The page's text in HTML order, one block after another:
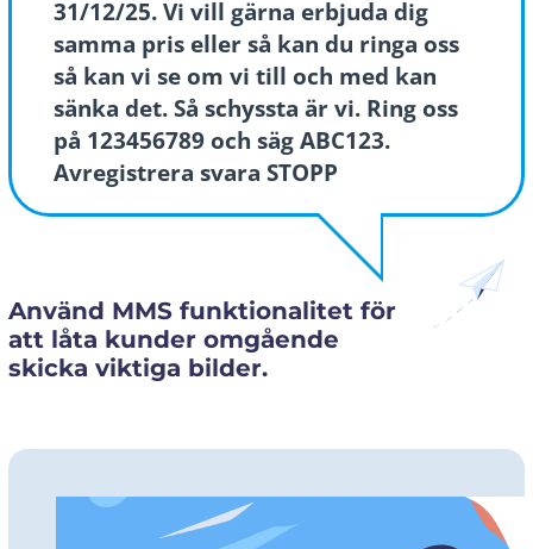
31/12/25. Vi vill gärna erbjuda dig
samma pris eller så kan du ringa oss
så kan vi se om vi till och med kan
sänka det. Så schyssta är vi. Ring oss
på 123456789 och säg ABC123.
Avregistrera svara STOPP
Använd MMS funktionalitet för
att låta kunder omgående
skicka viktiga bilder.